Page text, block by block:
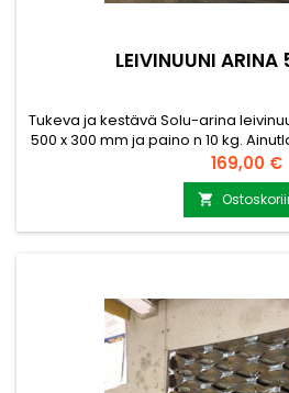
LEIVINUUNI
Tukeva ja kestävä Solu-arina
500 x 300 mm ja paino n 10 kg.
solurakenne takaa puhtaan ja
vähentäen merkittävästi tuhkan
kulutusta. Valmistettu
tulenkestävästä teräksestä.
joidenkin...
Hinta
169,00 €
